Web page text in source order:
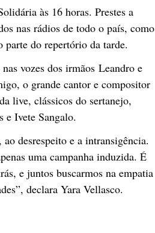
às 16 horas. Prestes a
nas rádios de todo o país, como
do repertório da tarde.
vozes dos irmãos Leandro e
o grande cantor e compositor
live, clássicos do sertanejo,
e Ivete Sangalo.
desrespeito e a intransigência.
uma campanha induzida. É
e juntos buscarmos na empatia
declara Yara Vellasco.